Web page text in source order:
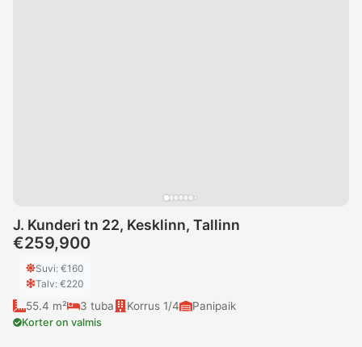
J. Kunderi tn 22, Kesklinn, Tallinn
€259,900
Suvi: €160
Talv: €220
55.4 m² 3 tuba Korrus 1/4 Panipaik
Korter on valmis